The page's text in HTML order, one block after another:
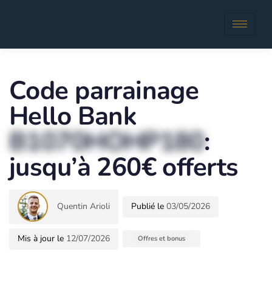
Code parrainage
Hello Bank
B1070HOHP180:
jusqu’à 260€ offerts
Quentin Arioli 03/05/2026
12/07/2026 Offres et bonus